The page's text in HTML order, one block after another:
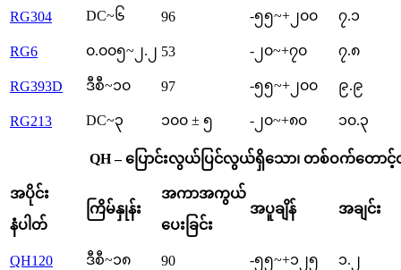
RG304 DC~၆ 96 -၅၅~+၂၀၀ ၇.၁
RG6 ၀.၀၀၅~၂.၂ 53 -၂၀~+၇၀ ၇.၈
RG393D ဒီစီ~၁၀ 97 -၅၅~+၂၀၀ ၉.၉
RG213 DC~၃ ၁၀၀ ± ၅ -၂၀~+၈၀ ၁၀.၃
QH – ပြောင်းလွယ်ပြင်လွယ်ရှိသော၊ တစ်ဝက်တော
အပိုင်း
နံပါတ်
ကြိမ်နှုန်း
အကာအကွယ်
ပေးခြင်း
အပူချိန် အချင်း
QH120 ဒီစီ~၁၈ 90 -၅၅~+၁၂၅ ၁.၂